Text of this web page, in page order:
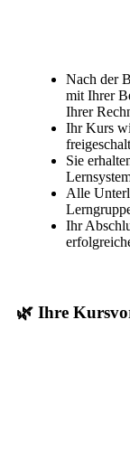
Nach der
mit Ihrer
Ihrer
Ihr Kurs
Sie
Alle
Ihr
🌿 Ihre